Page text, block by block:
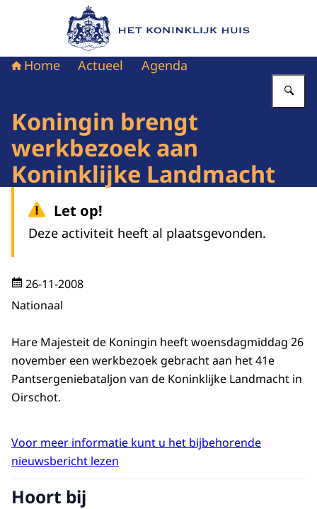
Naar de homepage van Het Koninklijk Huis
Home Actueel Agenda
Koningin brengt
werkbezoek aan
Koninklijke Landmacht
Let op!
Deze activiteit heeft al plaatsgevonden.
26-11-2008
Nationaal
Hare Majesteit de Koningin heeft woensdagmiddag 26
november een werkbezoek gebracht aan het 41e
Pantsergeniebataljon van de Koninklijke Landmacht in
Oirschot.
Voor meer informatie kunt u het bijbehorende
nieuwsbericht lezen
Hoort bij